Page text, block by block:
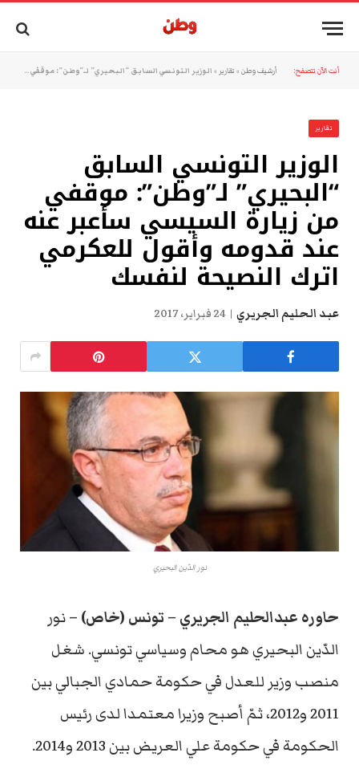
أنت الآن تتصفح: أرشيف وطن » تقارير » الوزير التونسي السابق “البحيري” لـ”وطن”: موقفي من زيارة السيسي سأعبر عنه عند قدومه وأقول للعكرمي اترك النصيحة لنفسك
تقارير
الوزير التونسي السابق
“البحيري” لـ”وطن”: موقفي
من زيارة السيسي سأعبر عنه
عند قدومه وأقول للعكرمي
اترك النصيحة لنفسك
عبد الحليم الجريري 24 فبراير، 2017
نور الدّين البحيري
حاوره عبدالحليم الجريري – تونس (خاص) –نور
الدّين البحيري هو محام وسياسي تونسي. شغل
منصب وزير للعدل في حكومة حمادي الجبالي بين
2011 و2012، ثمّ أصبح وزيرا معتمدا لدى رئيس
الحكومة في حكومة علي العريض بين 2013 و2014.